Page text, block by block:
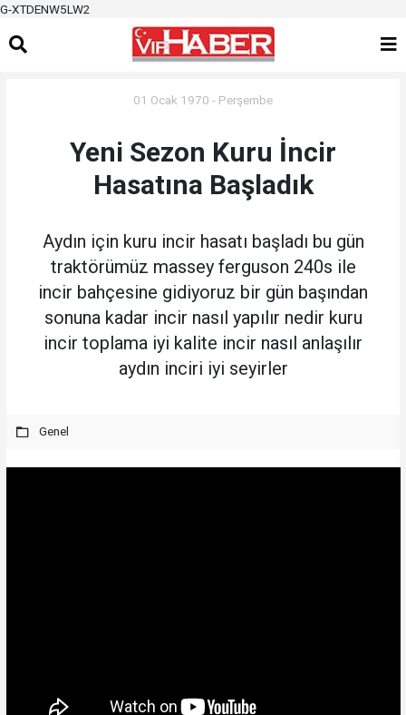
G-XTDENW5LW2
01 Ocak 1970 - Perşembe
Yeni Sezon Kuru İncir
Hasatına Başladık
Aydın için kuru incir hasatı başladı bu gün
traktörümüz massey ferguson 240s ile
incir bahçesine gidiyoruz bir gün başından
sonuna kadar incir nasıl yapılır nedir kuru
incir toplama iyi kalite incir nasıl anlaşılır
aydın inciri iyi seyirler
Genel